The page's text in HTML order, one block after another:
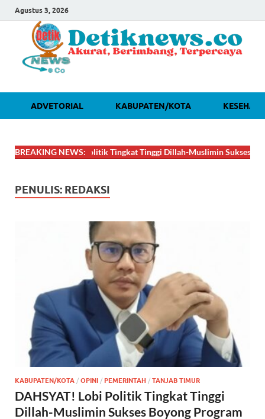
Agustus 3, 2026
ADVETORIAL KABUPATEN/KOTA
BREAKING NEWS:
Lobi Politik Tingkat Tinggi Dillah-Muslimin Sukses Boyong
PENULIS: REDAKSI
KABUPATEN/KOTA / OPINI / PEMERINTAH / TANJAB TIMUR
DAHSYAT! Lobi Politik Tingkat Tinggi
Dillah-Muslimin Sukses Boyong Program